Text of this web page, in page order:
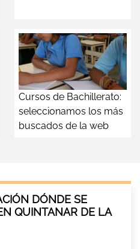
Cursos de Bachillerato:
seleccionamos los más
buscados de la web
DÓNDE SE
QUINTANAR DE LA